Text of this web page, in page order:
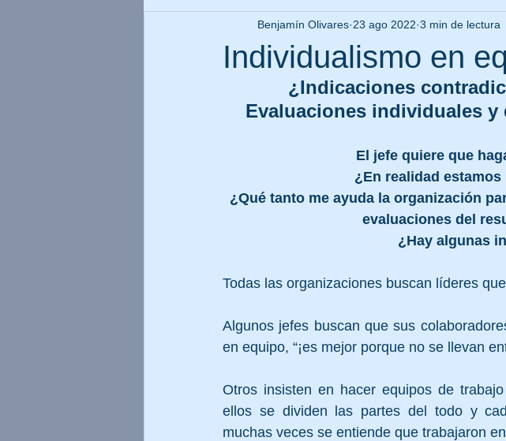
Equipos de Alto Rendimiento Coaching Organizacional
Individualismo en
Benjamín Olivares 23 ago 2022 3 min de lectura
¿Indicaciones
Evaluaciones individuales
El jefe quiere que
¿En realidad
¿Qué tanto me ayuda la organización
evaluaciones del
¿Hay algunas
Todas las organizaciones buscan líderes
Algunos jefes buscan que sus
en equipo, “¡es mejor porque no se llevan
Otros insisten en hacer equipos de
ellos se dividen las partes del todo y
muchas veces se entiende que trabajaron